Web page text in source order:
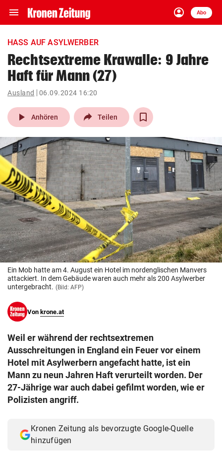
menu Navigation
ein-/ausklappen
account_circle
Anmelden
Abo
close Schließen
account_circle Anmelden
pin_drop
Wien arrow_right
bookmark
search
Suchbegriff
eingeben
© Krone Multimedia GmbH & Co KG 2026
Muthgasse 2, 1190 Wien
HASS AUF ASYLWERBER
Rechtsextreme Krawalle: 9 Jahre
Haft für Mann (27)
Ausland 06.09.2024 16:20
play_arrow Anhören Teilen
Ein Mob hatte am 4. August ein Hotel im nordenglischen Manvers
attackiert. In dem Gebäude waren auch mehr als 200 Asylwerber
untergebracht. (Bild: AFP)
Von krone.at
Weil er während der rechtsextremen
Ausschreitungen in England ein Feuer vor einem
Hotel mit Asylwerbern angefacht hatte, ist ein
Mann zu neun Jahren Haft verurteilt worden. Der
27-Jährige war auch dabei gefilmt worden, wie er
Polizisten angriff.
Kronen Zeitung als bevorzugte Google-Quelle
hinzufügen